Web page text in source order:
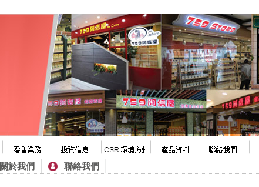
關於我們 聯絡我們